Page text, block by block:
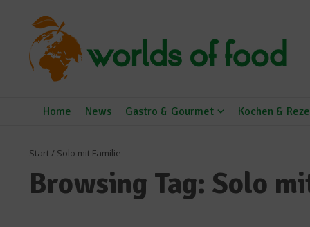
Home News Gastro & Gourmet Kochen &
Start/ Solo mit Familie
Browsing Tag: Solo